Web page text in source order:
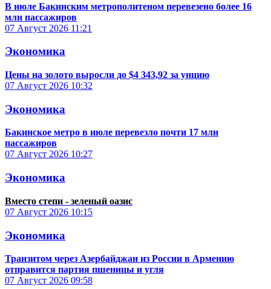
В июле Бакинским метрополитеном перевезено более 16
млн пассажиров
07 Август 2026 11:21
Экономика
Цены на золото выросли до $4 343,92 за унцию
07 Август 2026 10:32
Экономика
Бакинское метро в июле перевезло почти 17 млн
пассажиров
07 Август 2026 10:27
Экономика
Вместо степи - зеленый оазис
07 Август 2026 10:15
Экономика
Транзитом через Азербайджан из России в Армению
отправится партия пшеницы и угля
07 Август 2026 09:58